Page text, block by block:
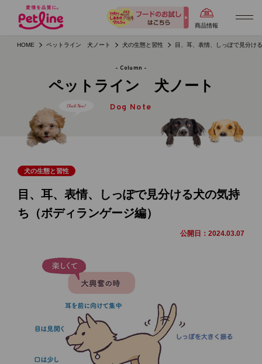
商品情報
HOME ペットライン 犬ノート 犬の生態と習性 目、耳、表情、しっぽで見分け
- Column -
ペットライン 犬ノート
Dog Note
犬の生態と習性
目、耳、表情、しっぽで見分ける犬の気持
ち（ボディランゲージ編）
公開日：2024.03.07